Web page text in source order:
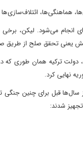
هماهنگی‌ها،
یعنی تحقق صلح از طریق
نهایی کرد.
شدند: